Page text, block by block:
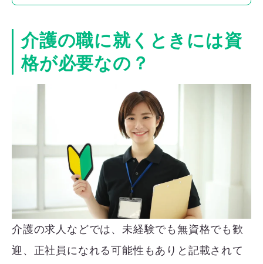
介護の職に就くときには資
格が必要なの？
介護の求人などでは、未経験でも無資格でも歓
迎、正社員になれる可能性もありと記載されて